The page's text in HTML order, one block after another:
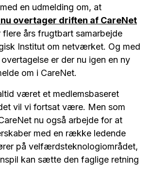
en udmelding om, at
nu overtager driften af CareNet
flere års frugtbart samarbejde
Institut om netværket. Og med
overtagelse er der nu igen en ny
om i CareNet.
været et medlemsbaseret
vil vi fortsat være. Men som
nu også arbejde for at
med en række ledende
på velfærdsteknologiområdet,
kan sætte den faglige retning